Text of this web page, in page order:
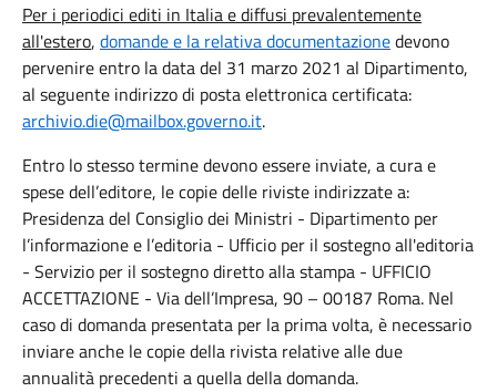
Per i periodici editi in Italia e diffusi prevalentemente
all'estero, domande e la relativa documentazionedevono
pervenire entro la data del 31 marzo 2021 al Dipartimento,
al seguente indirizzo di posta elettronica certificata:
archivio.die@mailbox.governo.it.
Entro lo stesso termine devono essere inviate, a cura e
spese dell’editore, le copie delle riviste indirizzate a:
Presidenza del Consiglio dei Ministri - Dipartimento per
l’informazione e l’editoria - Ufficio per il sostegno all'editoria
- Servizio per il sostegno diretto alla stampa - UFFICIO
ACCETTAZIONE - Via dell’Impresa, 90 – 00187 Roma. Nel
caso di domanda presentata per la prima volta, è necessario
inviare anche le copie della rivista relative alle due
annualità precedenti a quella della domanda.